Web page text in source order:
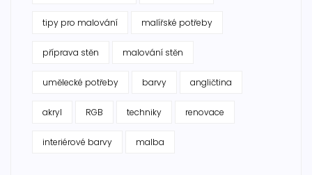
tipy pro malování malířské potřeby
příprava stěn malování stěn
umělecké potřeby barvy angličtina
akryl RGB techniky renovace
interiérové barvy malba